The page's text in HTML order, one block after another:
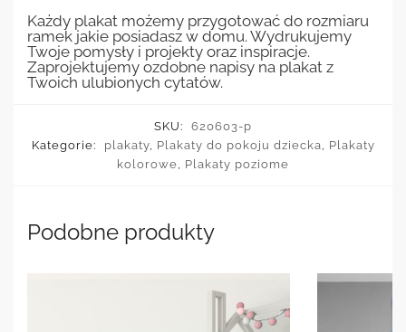
Każdy plakat możemy przygotować do rozmiaru
ramek jakie posiadasz w domu. Wydrukujemy
Twoje pomysły i projekty oraz inspiracje.
Zaprojektujemy ozdobne napisy na plakat z
Twoich ulubionych cytatów.
SKU:
620603-p
Kategorie:
plakaty, Plakaty do pokoju dziecka, Plakaty
kolorowe, Plakaty poziome
Podobne produkty